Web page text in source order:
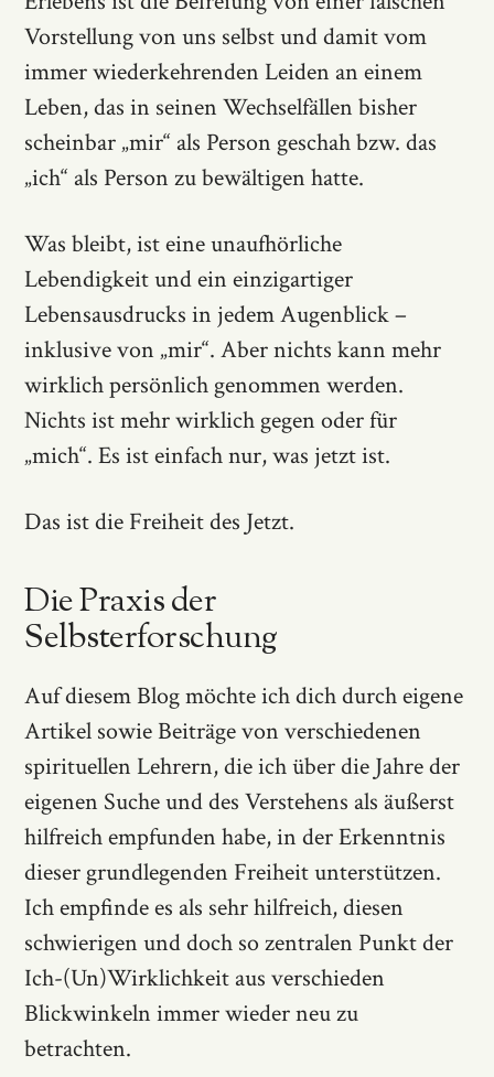
Vorstellung von uns selbst und damit vom
immer wiederkehrenden Leiden an einem
Leben, das in seinen Wechselfällen bisher
scheinbar „mir“ als Person geschah bzw. das
„ich“ als Person zu bewältigen hatte.
Was bleibt, ist eine unaufhörliche
Lebendigkeit und ein einzigartiger
Lebensausdrucks in jedem Augenblick –
inklusive von „mir“. Aber nichts kann mehr
wirklich persönlich genommen werden.
Nichts ist mehr wirklich gegen oder für
„mich“. Es ist einfach nur, was jetzt ist.
Das ist die Freiheit des Jetzt.
Die Praxis der
Selbsterforschung
Auf diesem Blog möchte ich dich durch eigene
Artikel sowie Beiträge von verschiedenen
spirituellen Lehrern, die ich über die Jahre der
eigenen Suche und des Verstehens als äußerst
hilfreich empfunden habe, in der Erkenntnis
dieser grundlegenden Freiheit unterstützen.
Ich empfinde es als sehr hilfreich, diesen
schwierigen und doch so zentralen Punkt der
Ich-(Un)Wirklichkeit aus verschieden
Blickwinkeln immer wieder neu zu
betrachten.